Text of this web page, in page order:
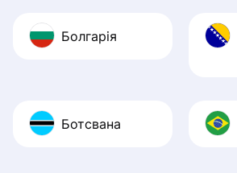
Болгарія
Ботсвана